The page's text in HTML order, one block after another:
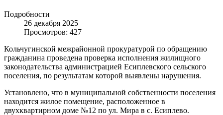
Подробности
26 декабря 2025
Просмотров: 427
Кольчугинской межрайонной прокуратурой по обращению
гражданина проведена проверка исполнения жилищного
законодательства администрацией Есиплевского сельского
поселения, по результатам которой выявлены нарушения.
Установлено, что в муниципальной собственности поселения
находится жилое помещение, расположенное в
двухквартирном доме №12 по ул. Мира в с. Есиплево.